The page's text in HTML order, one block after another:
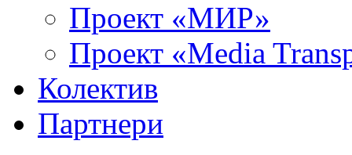
Проект «МИР»
Проект «Media
Колектив
Партнери